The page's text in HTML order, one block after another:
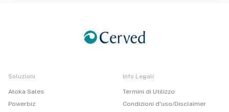
Soluzioni
Atoka Sales
Powerbiz
Info Legali
Termini di Utilizzo
Condizioni d'uso/Disclaimer